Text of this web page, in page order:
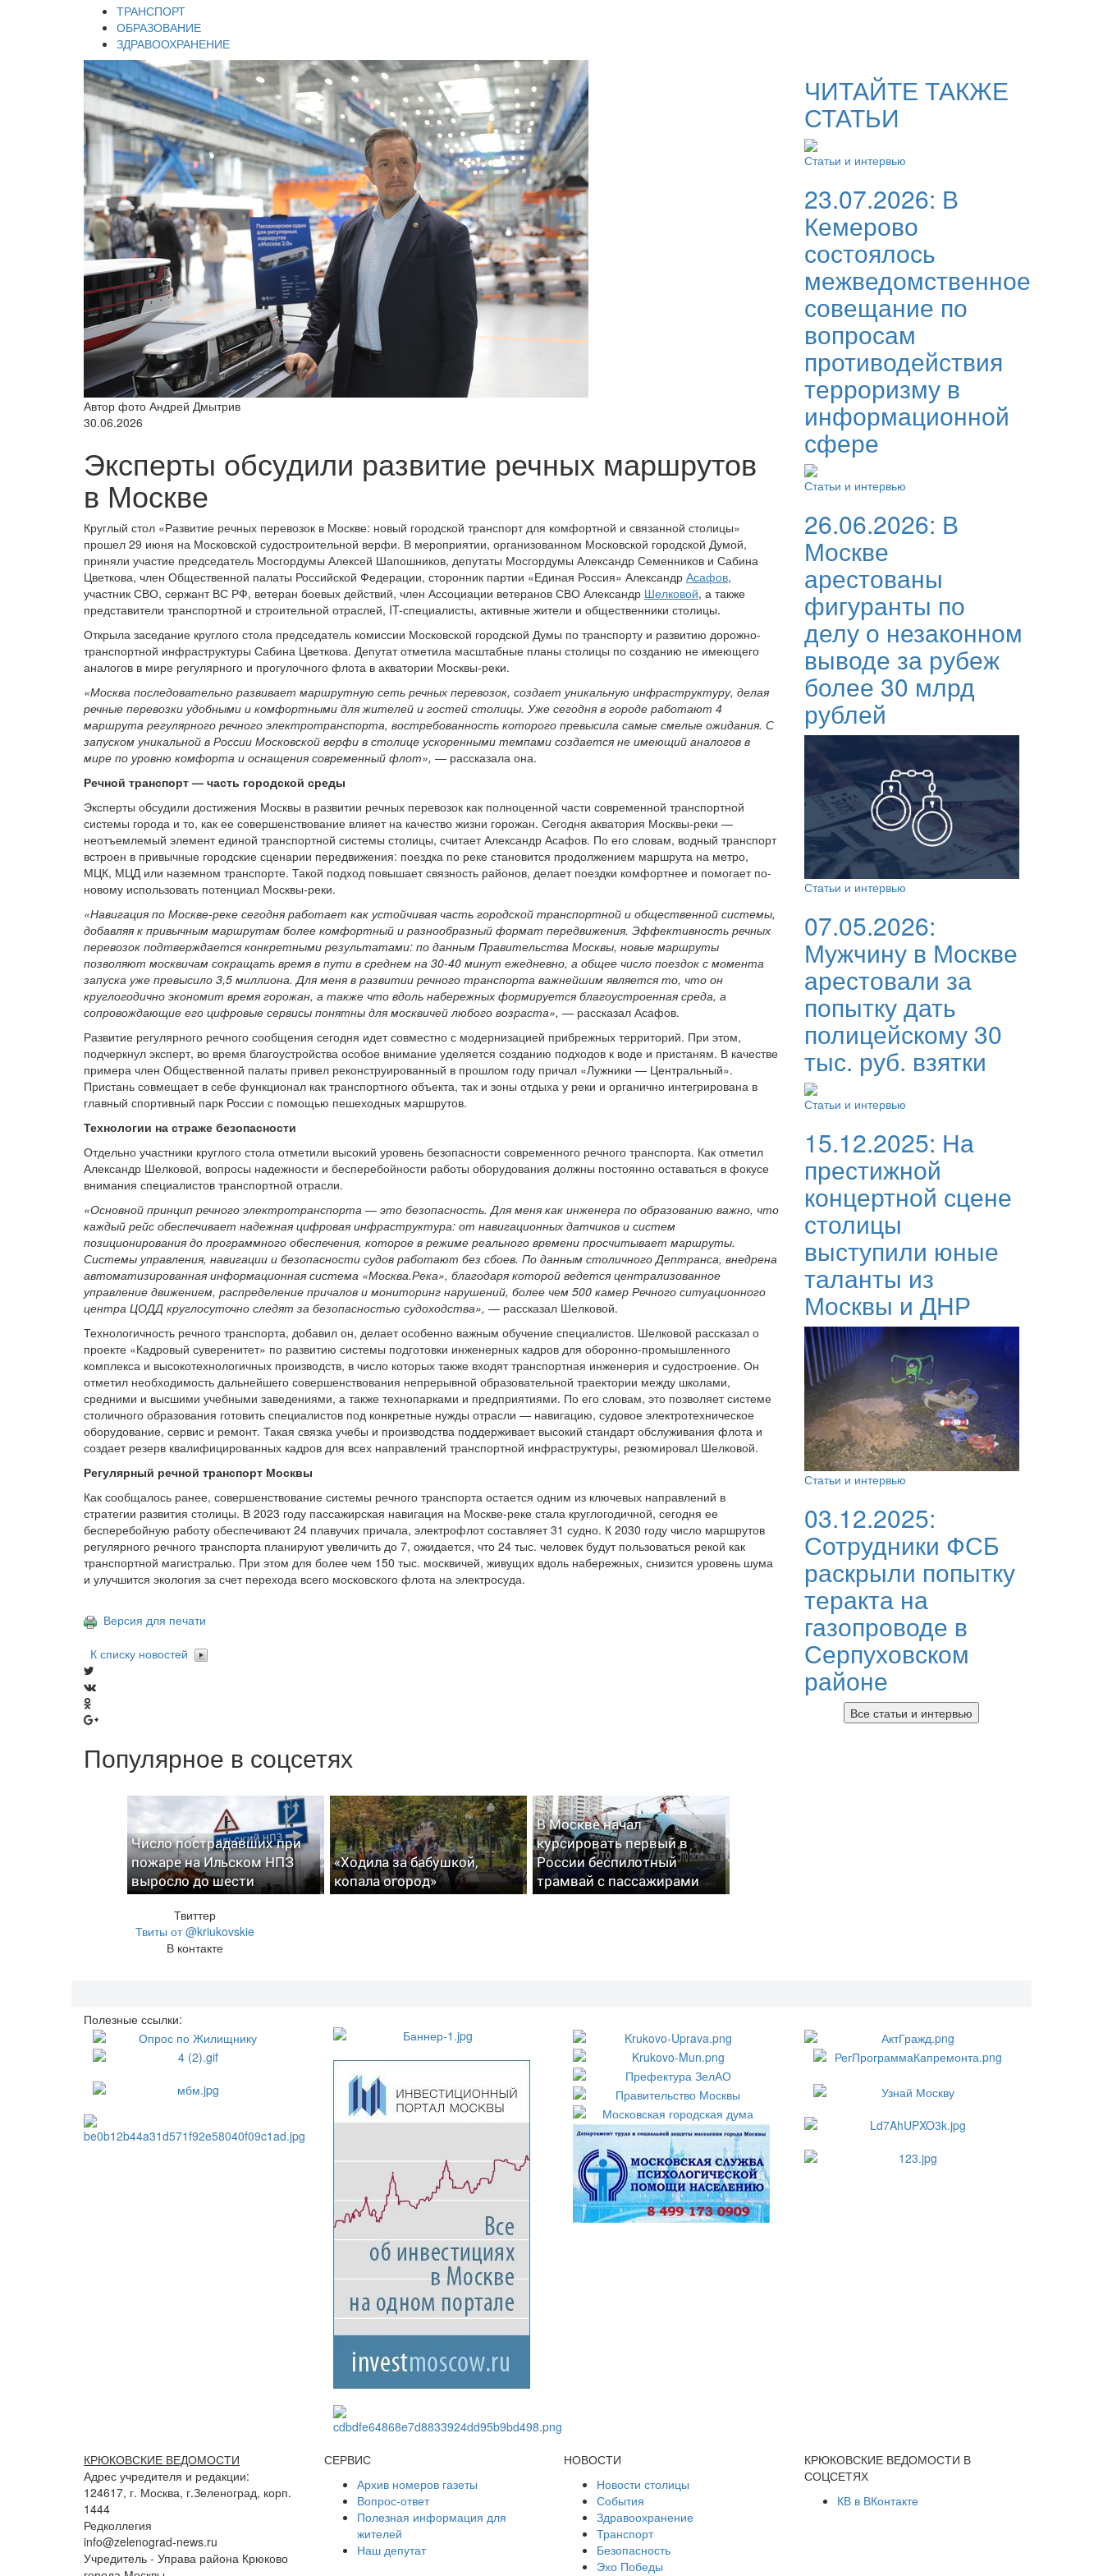
ТРАНСПОРТ
ОБРАЗОВАНИЕ
ЗДРАВООХРАНЕНИЕ
Автор фото Андрей Дмытрив
30.06.2026
Эксперты обсудили развитие речных маршрутов
в Москве
Круглый стол «Развитие речных перевозок в Москве: новый городской транспорт для комфортной и связанной столицы»
прошел 29 июня на Московской судостроительной верфи. В мероприятии, организованном Московской городской Думой,
приняли участие председатель Мосгордумы Алексей Шапошников, депутаты Мосгордумы Александр Семенников и Сабина
Цветкова, член Общественной палаты Российской Федерации, сторонник партии «Единая Россия» Александр Асафов,
участник СВО, сержант ВС РФ, ветеран боевых действий, член Ассоциации ветеранов СВО Александр Шелковой, а также
представители транспортной и строительной отраслей, IT-специалисты, активные жители и общественники столицы.
Открыла заседание круглого стола председатель комиссии Московской городской Думы по транспорту и развитию дорожно-
транспортной инфраструктуры Сабина Цветкова. Депутат отметила масштабные планы столицы по созданию не имеющего
аналогов в мире регулярного и прогулочного флота в акватории Москвы-реки.
«Москва последовательно развивает маршрутную сеть речных перевозок, создает уникальную инфраструктуру, делая
речные перевозки удобными и комфортными для жителей и гостей столицы. Уже сегодня в городе работают 4
маршрута регулярного речного электротранспорта, востребованность которого превысила самые смелые ожидания. С
запуском уникальной в России Московской верфи в столице ускоренными темпами создается не имеющий аналогов в
мире по уровню комфорта и оснащения современный флот», — рассказала она.
Речной транспорт — часть городской среды
Эксперты обсудили достижения Москвы в развитии речных перевозок как полноценной части современной транспортной
системы города и то, как ее совершенствование влияет на качество жизни горожан. Сегодня акватория Москвы-реки —
неотъемлемый элемент единой транспортной системы столицы, считает Александр Асафов. По его словам, водный транспорт
встроен в привычные городские сценарии передвижения: поездка по реке становится продолжением маршрута на метро,
МЦК, МЦД или наземном транспорте. Такой подход повышает связность районов, делает поездки комфортнее и помогает по-
новому использовать потенциал Москвы-реки.
«Навигация по Москве-реке сегодня работает как устойчивая часть городской транспортной и общественной системы,
добавляя к привычным маршрутам более комфортный и разнообразный формат передвижения. Эффективность речных
перевозок подтверждается конкретными результатами: по данным Правительства Москвы, новые маршруты
позволяют москвичам сокращать время в пути в среднем на 30-40 минут ежедневно, а общее число поездок с момента
запуска уже превысило 3,5 миллиона. Для меня в развитии речного транспорта важнейшим является то, что он
круглогодично экономит время горожан, а также что вдоль набережных формируется благоустроенная среда, а
сопровождающие его цифровые сервисы понятны для москвичей любого возраста», — рассказал Асафов.
Развитие регулярного речного сообщения сегодня идет совместно с модернизацией прибрежных территорий. При этом,
подчеркнул эксперт, во время благоустройства особое внимание уделяется созданию подходов к воде и пристаням. В качестве
примера член Общественной палаты привел реконструированный в прошлом году причал «Лужники — Центральный».
Пристань совмещает в себе функционал как транспортного объекта, так и зоны отдыха у реки и органично интегрирована в
главный спортивный парк России с помощью пешеходных маршрутов.
Технологии на страже безопасности
Отдельно участники круглого стола отметили высокий уровень безопасности современного речного транспорта. Как отметил
Александр Шелковой, вопросы надежности и бесперебойности работы оборудования должны постоянно оставаться в фокусе
внимания специалистов транспортной отрасли.
«Основной принцип речного электротранспорта — это безопасность. Для меня как инженера по образованию важно, что
каждый рейс обеспечивает надежная цифровая инфраструктура: от навигационных датчиков и систем
позиционирования до программного обеспечения, которое в режиме реального времени просчитывает маршруты.
Системы управления, навигации и безопасности судов работают без сбоев. По данным столичного Дептранса, внедрена
автоматизированная информационная система «Москва.Река», благодаря которой ведется централизованное
управление движением, распределение причалов и мониторинг нарушений, более чем 500 камер Речного ситуационного
центра ЦОДД круглосуточно следят за безопасностью судоходства», — рассказал Шелковой.
Технологичность речного транспорта, добавил он, делает особенно важным обучение специалистов. Шелковой рассказал о
проекте «Кадровый суверенитет» по развитию системы подготовки инженерных кадров для оборонно-промышленного
комплекса и высокотехнологичных производств, в число которых также входят транспортная инженерия и судостроение. Он
отметил необходимость дальнейшего совершенствования непрерывной образовательной траектории между школами,
средними и высшими учебными заведениями, а также технопарками и предприятиями. По его словам, это позволяет системе
столичного образования готовить специалистов под конкретные нужды отрасли — навигацию, судовое электротехническое
оборудование, сервис и ремонт. Такая связка учебы и производства поддерживает высокий стандарт обслуживания флота и
создает резерв квалифицированных кадров для всех направлений транспортной инфраструктуры, резюмировал Шелковой.
Регулярный речной транспорт Москвы
Как сообщалось ранее, совершенствование системы речного транспорта остается одним из ключевых направлений в
стратегии развития столицы. В 2023 году пассажирская навигация на Москве-реке стала круглогодичной, сегодня ее
бесперебойную работу обеспечивают 24 плавучих причала, электрофлот составляет 31 судно. К 2030 году число маршрутов
регулярного речного транспорта планируют увеличить до 7, ожидается, что 24 тыс. человек будут пользоваться рекой как
транспортной магистралью. При этом для более чем 150 тыс. москвичей, живущих вдоль набережных, снизится уровень шума
и улучшится экология за счет перехода всего московского флота на электросуда.
Версия для печати
К списку новостей
Популярное в соцсетях
Число пострадавших при
пожаре на Ильском НПЗ
выросло до шести
«Ходила за бабушкой,
копала огород»
В Москве начал
курсировать первый в
России беспилотный
трамвай с пассажирами
Твиттер
Твиты от @kriukovskie
В контакте
ЧИТАЙТЕ ТАКЖЕ
СТАТЬИ
Статьи и интервью
23.07.2026: В
Кемерово
состоялось
межведомственное
совещание по
вопросам
противодействия
терроризму в
информационной
сфере
Статьи и интервью
26.06.2026: В
Москве
арестованы
фигуранты по
делу о незаконном
выводе за рубеж
более 30 млрд
рублей
Статьи и интервью
07.05.2026:
Мужчину в Москве
арестовали за
попытку дать
полицейскому 30
тыс. руб. взятки
Статьи и интервью
15.12.2025: На
престижной
концертной сцене
столицы
выступили юные
таланты из
Москвы и ДНР
Статьи и интервью
03.12.2025:
Сотрудники ФСБ
раскрыли попытку
теракта на
газопроводе в
Серпуховском
районе
Все статьи и интервью
Полезные ссылки:
КРЮКОВСКИЕ ВЕДОМОСТИ
Адрес учредителя и редакции:
124617, г. Москва, г.Зеленоград, корп.
1444
Редколлегия
info@zelenograd-news.ru
Учредитель - Управа района Крюково
СЕРВИС
Архив номеров газеты
Вопрос-ответ
Полезная информация для
жителей
Наш депутат
НОВОСТИ
Новости столицы
События
Здравоохранение
Транспорт
Безопасность
Эхо Победы
КРЮКОВСКИЕ ВЕДОМОСТИ В
СОЦСЕТЯХ
КВ в ВКонтакте